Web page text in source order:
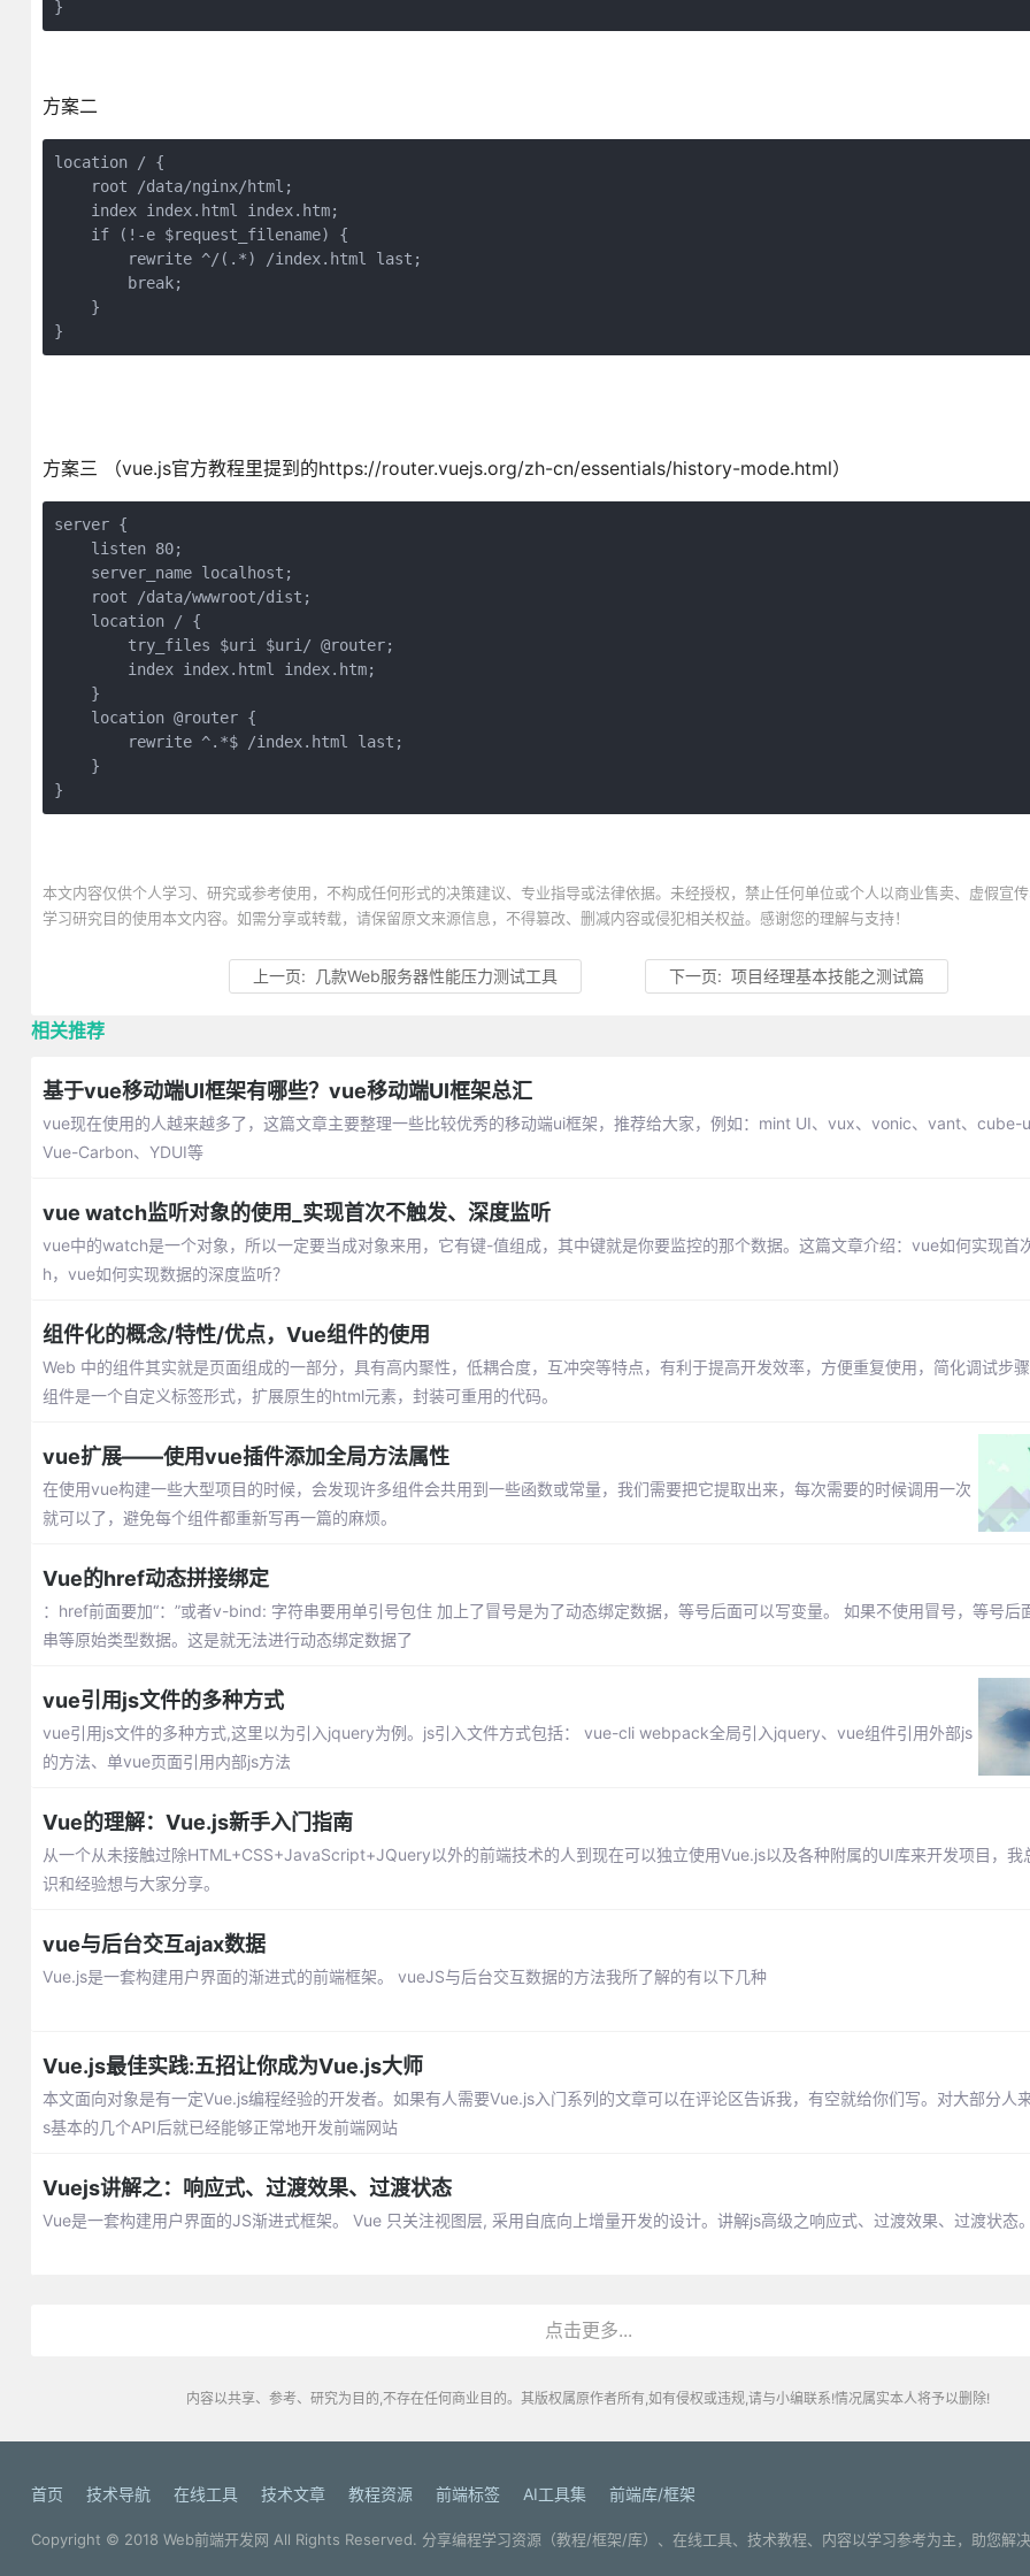
}
方案二
location / {
    root /data/nginx/html;
    index index.html index.htm;
    if (!-e $request_filename) {
        rewrite ^/(.*) /index.html last;
        break;
    }
}
方案三 （vue.js官方教程里提到的https://router.vuejs.org/zh-cn/essentials/history-mode.html）
server {
    listen 80;
    server_name localhost;
    root /data/wwwroot/dist;
    location / {
        try_files $uri $uri/ @router;
        index index.html index.htm;
    }
    location @router {
        rewrite ^.*$ /index.html last;
    }
}
本文内容仅供个人学习、研究或参考使用，不构成任何形式的决策建议、专业指导或法律依据。未经授权，禁止任何单位或个人以商业售卖、虚假宣
学习研究目的使用本文内容。如需分享或转载，请保留原文来源信息，不得篡改、删减内容或侵犯相关权益。感谢您的理解与支持！
上一页: 几款Web服务器性能压力测试工具 下一页: 项目经理基本技能之测试篇
相关推荐
基于vue移动端UI框架有哪些？vue移动端UI框架总汇
vue现在使用的人越来越多了，这篇文章主要整理一些比较优秀的移动端ui框架，推荐给大家，例如：mint UI、vux、vonic、vant、cube-
Vue-Carbon、YDUI等
vue watch监听对象的使用_实现首次不触发、深度监听
vue中的watch是一个对象，所以一定要当成对象来用，它有键-值组成，其中键就是你要监控的那个数据。这篇文章介绍：vue如何实现首
h，vue如何实现数据的深度监听？
组件化的概念/特性/优点，Vue组件的使用
Web 中的组件其实就是页面组成的一部分，具有高内聚性，低耦合度，互冲突等特点，有利于提高开发效率，方便重复使用，简化调试步
组件是一个自定义标签形式，扩展原生的html元素，封装可重用的代码。
vue扩展——使用vue插件添加全局方法属性
在使用vue构建一些大型项目的时候，会发现许多组件会共用到一些函数或常量，我们需要把它提取出来，每次需要的时候调用一次
就可以了，避免每个组件都重新写再一篇的麻烦。
Vue的href动态拼接绑定
：href前面要加“：”或者v-bind: 字符串要用单引号包住 加上了冒号是为了动态绑定数据，等号后面可以写变量。 如果不使用冒号，等号后
串等原始类型数据。这是就无法进行动态绑定数据了
vue引用js文件的多种方式
vue引用js文件的多种方式,这里以为引入jquery为例。js引入文件方式包括： vue-cli webpack全局引入jquery、vue组件引用外部js
的方法、单vue页面引用内部js方法
Vue的理解：Vue.js新手入门指南
从一个从未接触过除HTML+CSS+JavaScript+JQuery以外的前端技术的人到现在可以独立使用Vue.js以及各种附属的UI库来开发项目，我
识和经验想与大家分享。
vue与后台交互ajax数据
Vue.js是一套构建用户界面的渐进式的前端框架。 vueJS与后台交互数据的方法我所了解的有以下几种
Vue.js最佳实践:五招让你成为Vue.js大师
本文面向对象是有一定Vue.js编程经验的开发者。如果有人需要Vue.js入门系列的文章可以在评论区告诉我，有空就给你们写。对大部分人
s基本的几个API后就已经能够正常地开发前端网站
Vuejs讲解之：响应式、过渡效果、过渡状态
Vue是一套构建用户界面的JS渐进式框架。 Vue 只关注视图层, 采用自底向上增量开发的设计。讲解js高级之响应式、过渡效果、过渡状态。
点击更多...
内容以共享、参考、研究为目的,不存在任何商业目的。其版权属原作者所有,如有侵权或违规,请与小编联系!情况属实本人将予以删除!
首页 技术导航 在线工具 技术文章 教程资源 前端标签 AI工具集 前端库/框架
Copyright © 2018 Web前端开发网 All Rights Reserved. 分享编程学习资源（教程/框架/库）、在线工具、技术教程、内容以学习参考为主，助您解决